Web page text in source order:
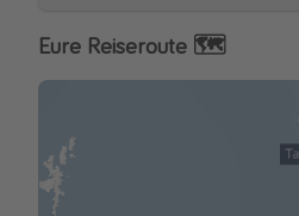
Eure Reiseroute 🗺